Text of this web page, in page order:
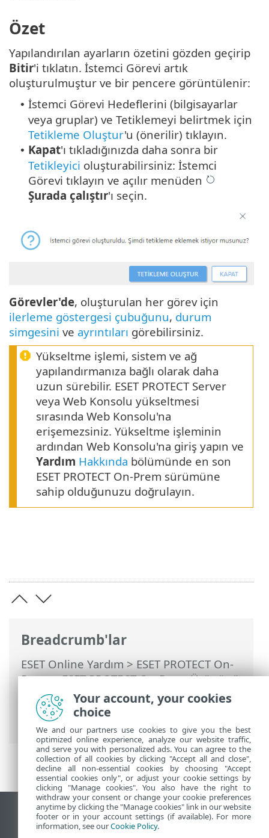
Breadcrumb'lar
ESET Online Yardım>ESET PROTECT On-
Prem>ESET PROTECT On-Prem Ürününü
Kullanma
>ESET PROTECT On-Prem Ana
Menü> Görevler İstemci Görevleri
ESET PROTECT Bileşenlerini Yükseltme
Özet
Yapılandırılan ayarların özetini gözden geçirip
Bitir'i tıklatın. İstemci Görevi artık
oluşturulmuştur ve bir pencere görüntülenir:
• İstemci Görevi Hedeflerini (bilgisayarlar
veya gruplar) ve Tetiklemeyi belirtmek için
Tetikleme Oluştur'u (önerilir) tıklayın.
• Kapat'ı tıkladığınızda daha sonra bir
Tetikleyici oluşturabilirsiniz: İstemci
Görevi tıklayın ve açılır menüden
Şurada çalıştır'ı seçin.
Görevler'de, oluşturulan her görev için
ilerleme göstergesi çubuğunu, durum
simgesini ve ayrıntıları görebilirsiniz.
Yükseltme işlemi, sistem ve ağ
yapılandırmanıza bağlı olarak daha
uzun sürebilir. ESET PROTECT Server
veya Web Konsolu yükseltmesi
sırasında Web Konsolu'na
erişemezsiniz. Yükseltme işleminin
ardından Web Konsolu'na giriş yapın ve
Yardım Hakkında bölümünde en son
ESET PROTECT On-Prem sürümüne
sahip olduğunuzu doğrulayın.
Masaüstü sitesini görüntüle
End of Life
Your account, your cookies
choice
We and our partners use cookies to give you the best
optimized online experience, analyze our website traffic,
and serve you with personalized ads. You can agree to the
collection of all cookies by clicking "Accept all and close",
decline all non-essential cookies by choosing "Accept
essential cookies only", or adjust your cookie settings by
clicking "Manage cookies". You also have the right to
withdraw your consent or change your cookie preferences
anytime by clicking the "Manage cookies" link in our website
footer or in your account settings (if available). For more
information, see ourCookie Policy.